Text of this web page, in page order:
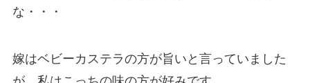
な・・・
嫁はベビーカステラの方が旨いと言っていました